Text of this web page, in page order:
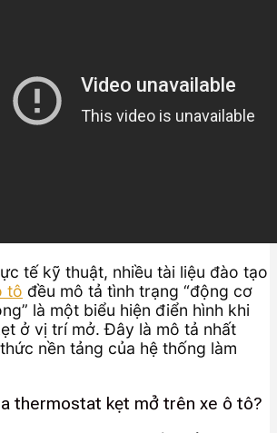
tế kỹ thuật, nhiều tài liệu đào tạo
tô đều mô tả tình trạng “động cơ
là một biểu hiện điển hình khi
ở vị trí mở. Đây là mô tả nhất
nền tảng của hệ thống làm
thermostat kẹt mở trên xe ô tô?